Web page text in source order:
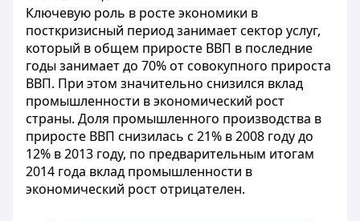
Ключевую роль в росте экономики в
посткризисный период занимает сектор услуг,
который в общем приросте ВВП в последние
годы занимает до 70% от совокупного прироста
ВВП. При этом значительно снизился вклад
промышленности в экономический рост
страны. Доля промышленного производства в
приросте ВВП снизилась с 21% в 2008 году до
12% в 2013 году, по предварительным итогам
2014 года вклад промышленности в
экономический рост отрицателен.